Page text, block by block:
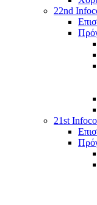
22nd
21st